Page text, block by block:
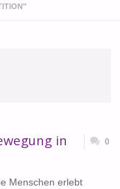
in
0
Menschen erlebt